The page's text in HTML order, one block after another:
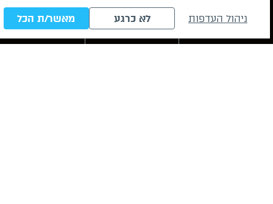
לייעוץ ראשוני WhatsApp
ניהול העדפות לא כרגע מאשר/ת הכל